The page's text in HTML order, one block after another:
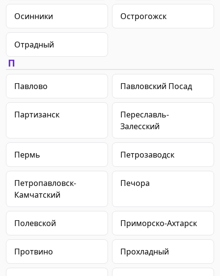
Осинники Острогожск
Отрадный
П
Павлово Павловский Посад
Партизанск
Переславль-
Залесский
Пермь Петрозаводск
Петропавловск-
Камчатский
Печора
Полевской Приморско-Ахтарск
Протвино Прохладный